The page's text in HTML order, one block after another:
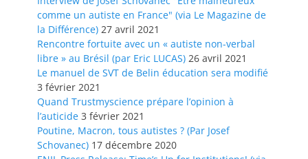
comme un autiste en France" (via Le Magazine de
la Différence) 27 avril 2021
Rencontre fortuite avec un « autiste non-verbal
libre » au Brésil (par Eric LUCAS) 26 avril 2021
Le manuel de SVT de Belin éducation sera modifié
3 février 2021
Quand Trustmyscience prépare l’opinion à
l’auticide 3 février 2021
Poutine, Macron, tous autistes ? (Par Josef
Schovanec) 17 décembre 2020